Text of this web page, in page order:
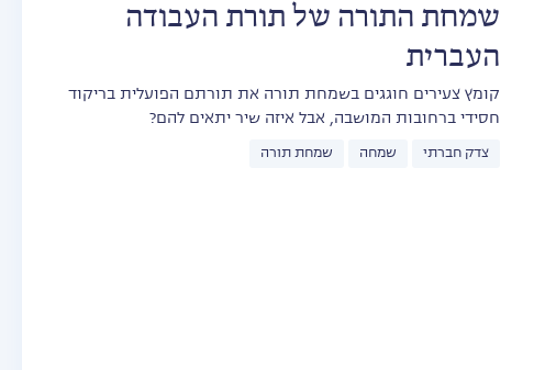
שמחת התורה של תורת העבודה
העברית
קומץ צעירים חוגגים בשמחת תורה את תורתם הפועלית בריקוד
חסידי ברחובות המושבה, אבל איזה שיר יתאים להם?
צדק חברתי שמחה שמחת תורה